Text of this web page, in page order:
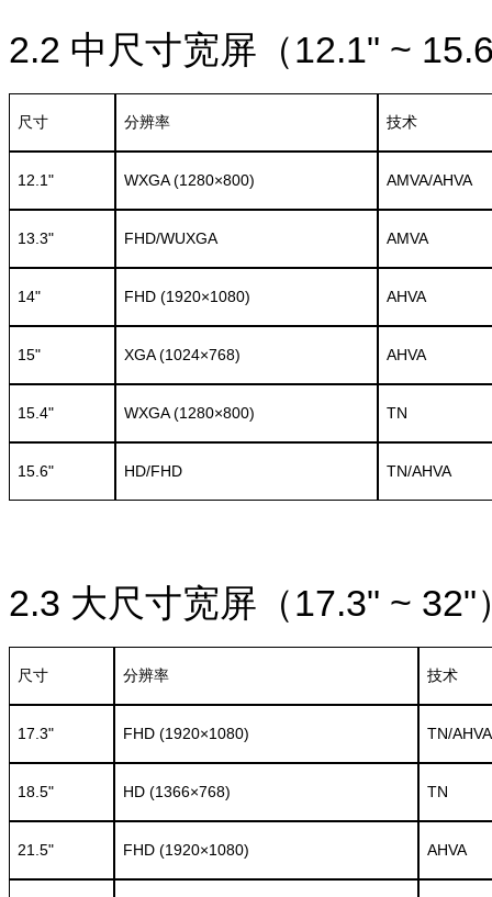
2.2 中尺寸宽屏（12.1" ~
尺寸 分辨率 技术
12.1" WXGA (1280×800) AMVA/AHVA
13.3" FHD/WUXGA AMVA
14" FHD (1920×1080) AHVA
15" XGA (1024×768) AHVA
15.4" WXGA (1280×800) TN
15.6" HD/FHD TN/AHVA
2.3 大尺寸宽屏（17.3" ~ 32"
尺寸 分辨率 技术
17.3" FHD (1920×1080) TN/AHVA
18.5" HD (1366×768) TN
21.5" FHD (1920×1080) AHVA